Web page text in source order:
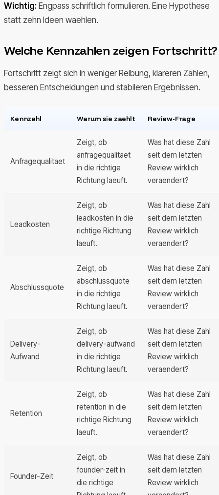
Wichtig: Engpass schriftlich formulieren. Eine Hypothese
statt zehn Ideen waehlen.
Welche Kennzahlen zeigen Fortschritt?
Fortschritt zeigt sich in weniger Reibung, klareren Zahlen,
besseren Entscheidungen und stabileren Ergebnissen.
Kennzahl Warum sie zaehlt Review-Frage
Anfragequalitaet
Zeigt, ob
anfragequalitaet
in die richtige
Richtung laeuft.
Was hat diese Zahl
seit dem letzten
Review wirklich
veraendert?
Leadkosten
Zeigt, ob
leadkosten in die
richtige Richtung
laeuft.
Was hat diese Zahl
seit dem letzten
Review wirklich
veraendert?
Abschlussquote
Zeigt, ob
abschlussquote
in die richtige
Richtung laeuft.
Was hat diese Zahl
seit dem letzten
Review wirklich
veraendert?
Delivery-
Aufwand
Zeigt, ob
delivery-aufwand
in die richtige
Richtung laeuft.
Was hat diese Zahl
seit dem letzten
Review wirklich
veraendert?
Retention
Zeigt, ob
retention in die
richtige Richtung
laeuft.
Was hat diese Zahl
seit dem letzten
Review wirklich
veraendert?
Founder-Zeit
Zeigt, ob
founder-zeit in
die richtige
Was hat diese Zahl
seit dem letzten
Review wirklich